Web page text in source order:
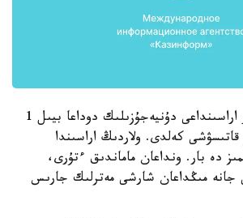
جۇمىسشى ماماندىقتار اراسىنداعى دۇنيەجۇزىلىك دوداعا بيىل 1
قاتىسۋشى كەلدى. ولاردىڭ اراسىندا
دە بار. ونداعان ماماندىق ءتۇرى،
جانە مىڭداعان شارشى مەترلىك جارىس